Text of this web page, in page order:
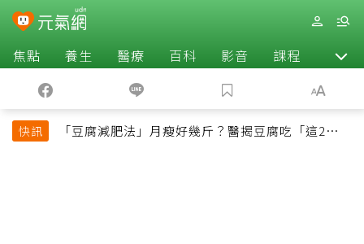
焦點 養生 醫療 百科 影音 課程 退休
快訊
「豆腐減肥法」月瘦好幾斤？醫揭豆腐吃「這2種最